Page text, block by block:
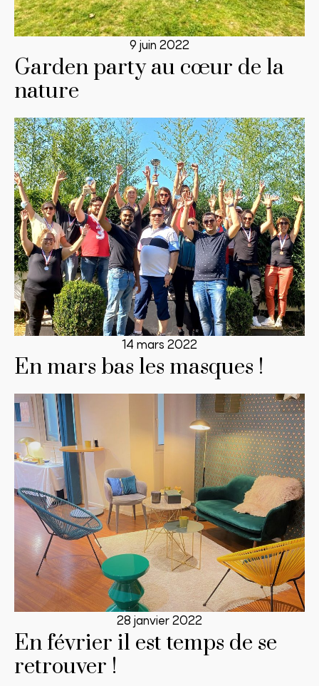
9 juin 2022
Garden party au cœur de la
nature
14 mars 2022
En mars bas les masques !
28 janvier 2022
En février il est temps de se
retrouver !